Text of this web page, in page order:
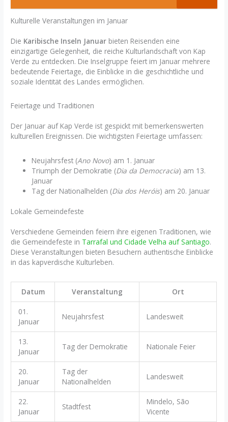
Kulturelle Veranstaltungen im Januar
Die Karibische Inseln Januar bieten Reisenden eine
einzigartige Gelegenheit, die reiche Kulturlandschaft von Kap
Verde zu entdecken. Die Inselgruppe feiert im Januar mehrere
bedeutende Feiertage, die Einblicke in die geschichtliche und
soziale Identität des Landes ermöglichen.
Feiertage und Traditionen
Der Januar auf Kap Verde ist gespickt mit bemerkenswerten
kulturellen Ereignissen. Die wichtigsten Feiertage umfassen:
Neujahrsfest (Ano Novo) am 1. Januar
Triumph der Demokratie (Dia da Democracia) am 13.
Januar
Tag der Nationalhelden (Dia dos Heróis) am 20. Januar
Lokale Gemeindefeste
Verschiedene Gemeinden feiern ihre eigenen Traditionen, wie
die Gemeindefeste in Tarrafal und Cidade Velha auf Santiago.
Diese Veranstaltungen bieten Besuchern authentische Einblicke
in das kapverdische Kulturleben.
Datum Veranstaltung Ort
01.
Januar
Neujahrsfest Landesweit
13.
Januar
Tag der Demokratie Nationale Feier
20.
Januar
Tag der
Nationalhelden
Landesweit
22.
Januar
Stadtfest
Mindelo, São
Vicente